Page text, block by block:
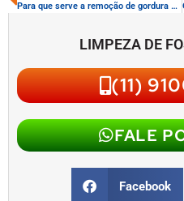
Para que serve a remoção de gordura de caixas
LIMPEZA DE
(11)
FALE
Facebook